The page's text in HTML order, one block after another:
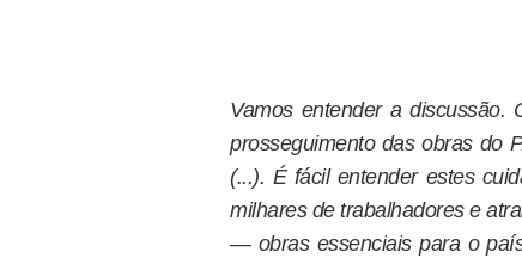
Vamos entender a discussão.
prosseguimento das obras do
(...). É fácil entender estes
milhares de trabalhadores e
— obras essenciais para o